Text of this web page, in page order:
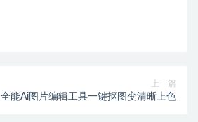
上一篇
全能Ai图片编辑工具一键抠图变清晰上色